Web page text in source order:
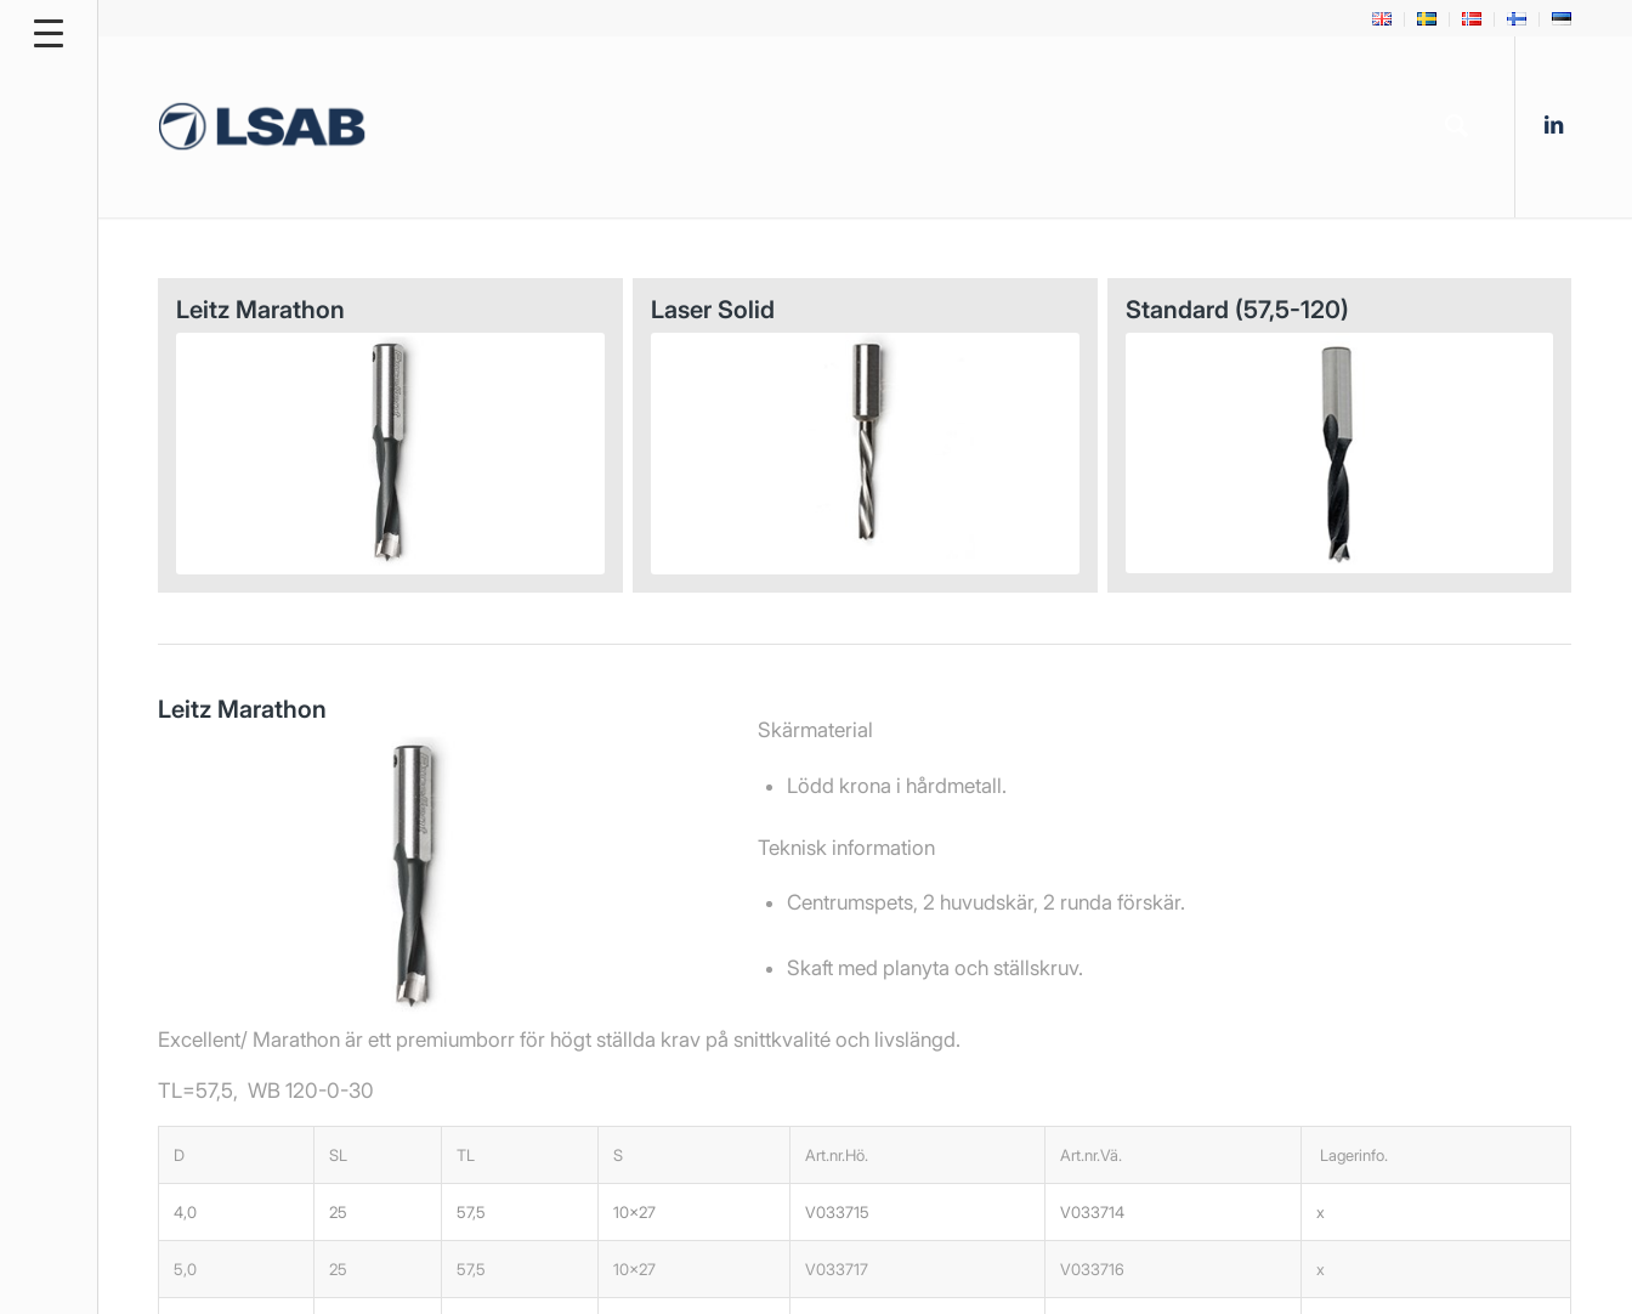
Leitz Marathon Laser Solid Standard (57,5-120)
Leitz Marathon
Skärmaterial
Lödd krona i hårdmetall.
Teknisk information
Centrumspets, 2 huvudskär, 2 runda förskär.
Skaft med planyta och ställskruv.
Excellent/ Marathon är ett premiumborr för högt ställda krav på snittkvalité och livslängd.
TL=57,5, WB 120-0-30
D SL TL S Art.nr.Hö. Art.nr.Vä. Lagerinfo.
4,0 25 57,5 10×27 V033715 V033714 x
5,0 25 57,5 10×27 V033717 V033716 x